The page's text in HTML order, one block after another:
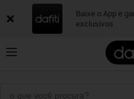
Baixe o App e
exclusivos